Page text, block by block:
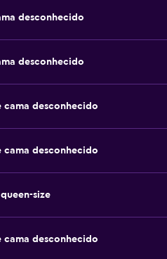
desconhecido
desconhecido
desconhecido
desconhecido
size
desconhecido